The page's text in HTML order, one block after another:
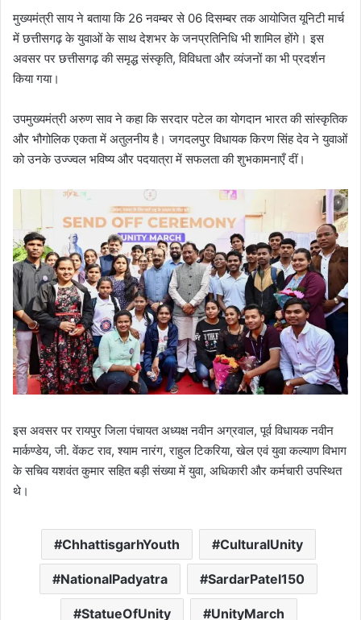
मुख्यमंत्री साय ने बताया कि 26 नवम्बर से 06 दिसम्बर तक आयोजित यूनिटी मार्च
में छत्तीसगढ़ के युवाओं के साथ देशभर के जनप्रतिनिधि भी शामिल होंगे। इस
अवसर पर छत्तीसगढ़ की समृद्ध संस्कृति, विविधता और व्यंजनों का भी प्रदर्शन
किया गया।
उपमुख्यमंत्री अरुण साव ने कहा कि सरदार पटेल का योगदान भारत की सांस्कृतिक
और भौगोलिक एकता में अतुलनीय है। जगदलपुर विधायक किरण सिंह देव ने युवाओं
को उनके उज्ज्वल भविष्य और पदयात्रा में सफलता की शुभकामनाएँ दीं।
इस अवसर पर रायपुर जिला पंचायत अध्यक्ष नवीन अग्रवाल, पूर्व विधायक नवीन
मार्कण्डेय, जी. वेंकट राव, श्याम नारंग, राहुल टिकरिया, खेल एवं युवा कल्याण विभाग
के सचिव यशवंत कुमार सहित बड़ी संख्या में युवा, अधिकारी और कर्मचारी उपस्थित
थे।
ChhattisgarhYouth CulturalUnity
NationalPadyatra SardarPatel150
StatueOfUnity UnityMarch